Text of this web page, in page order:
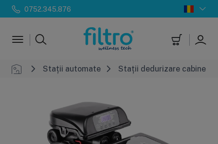
0752.345.876
Stații automate Stații dedurizare cabinet